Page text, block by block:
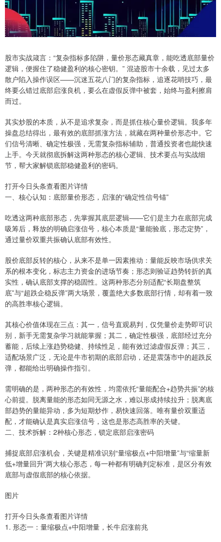
股市实战箴言：“复杂指标多陷阱，量价形态藏真章，能吃透底部量价
逻辑，便握住了稳健盈利的核心密钥。” 混迹股市十余载，见过太多
散户陷入操作误区——沉迷五花八门的复杂指标，追逐花哨技巧，最
终要么错过底部启涨良机，要么在虚假反弹中被套，始终与盈利擦肩
而过。
其实炒股的本质，从不是追求复杂，而是抓住核心量价逻辑。我多年
操盘总结得出，最有效的底部抓涨方法，就藏在两种量价形态中。它
们信号清晰、确定性极强，无需复杂指标辅助，普通投资者也能快速
上手。今天就彻底拆解这两种形态的核心逻辑、技术要点与实战细
节，帮大家解锁底部稳健盈利的密码。
打开今日头条查看图片详情
一、核心认知：底部量价形态，启涨的“确定性信号锚”
吃透这两种底部形态，先掌握其底层逻辑——它们是主力在底部完成
吸筹后，释放的明确启涨信号，核心本质是“量能验底，形态定势”，
通过量价双重共振确认底部有效性。
股价底部反转的核心，从来不是单一因素推动：量能反映市场供求关
系的根本变化，标志主力资金的进场节奏；形态则验证趋势转折的真
实性，确认底部支撑的稳固性。这两种形态分别适配“长期盘整筑
底”与“超跌企稳反弹”两大场景，覆盖绝大多数底部行情，却有着一致
的高胜率核心逻辑。
其核心价值体现在三点：其一，信号直观易判，仅凭量价走势即可识
别，新手无需复杂学习就能掌握；其二，确定性极强，底部经过充分
蓄能，后续上涨趋势稳健、持续性足，能有效过滤虚假反弹；其三，
适配场景广泛，无论是牛市初期的底部启动，还是震荡市中的超跌反
弹，都能给出明确操作指引。
需明确的是，两种形态的有效性，均需依托“量能配合+趋势共振”的核
心前提。脱离量能的形态如同无源之水，难以形成持续拉升；脱离底
部趋势的量能异动，多为短期炒作，易快速回落。唯有量价双重适
配，才能确认是真实启涨信号，这也是形态高胜率的关键。
二、技术拆解：2种核心形态，锁定底部启涨密码
捕捉底部启涨机会，关键是精准识别“量缩极点+中阳增量”与“缩量新
低+增量回升”两大核心形态，每一种都有明确判定标准，是区分有效
底部与虚假底部的核心依据。
图片
打开今日头条查看图片详情
1. 形态一：量缩极点+中阳增量，长牛启涨前兆